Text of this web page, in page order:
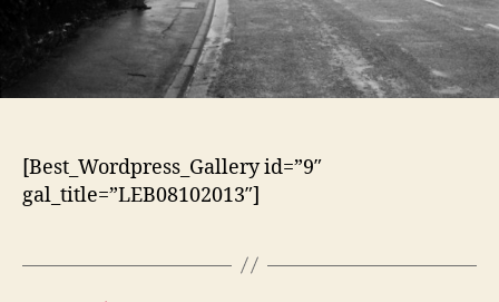
[Best_Wordpress_Gallery id=”9″
gal_title=”LEB08102013″]